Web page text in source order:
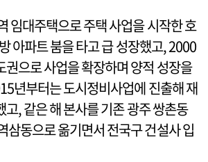
임대주택으로 주택 사업을 시작한 호
아파트 붐을 타고 급 성장했고, 2000
권으로 사업을 확장하며 양적 성장을
년부터는 도시정비사업에 진출해 재
고, 같은 해 본사를 기존 광주 쌍촌동
삼동으로 옮기면서 전국구 건설사 입